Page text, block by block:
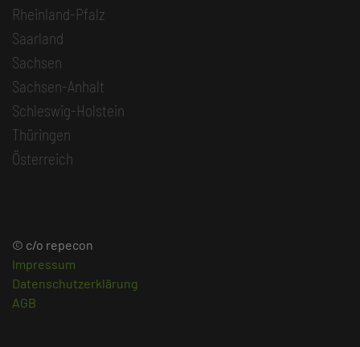
Rheinland-Pfalz
Saarland
Sachsen
Sachsen-Anhalt
Schleswig-Holstein
Thüringen
Österreich
© c/o repecon
Impressum
Datenschutzerklärung
AGB